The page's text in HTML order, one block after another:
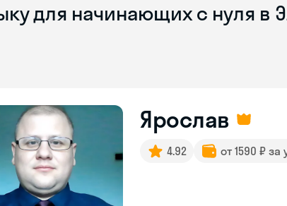
для начинающих с нуля в
Ярослав
4.92 от 1590 ₽ за